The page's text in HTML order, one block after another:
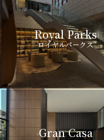
Royal Parks
ロイヤルパークス
Gran Casa